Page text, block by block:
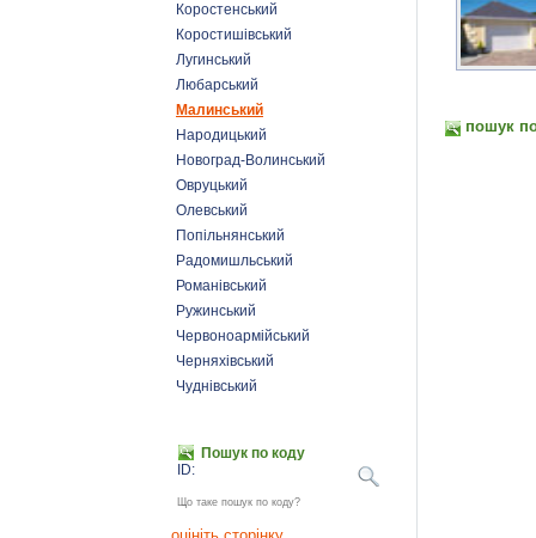
Коростенський
Коростишівський
Лугинський
Любарський
Малинський
Народицький
Новоград-Волинський
Овруцький
Олевський
Попільнянський
Радомишльський
Романівський
Ружинський
Червоноармійський
Черняхівський
Чуднівський
Пошук по коду
ID:
Що таке пошук по коду?
пошук